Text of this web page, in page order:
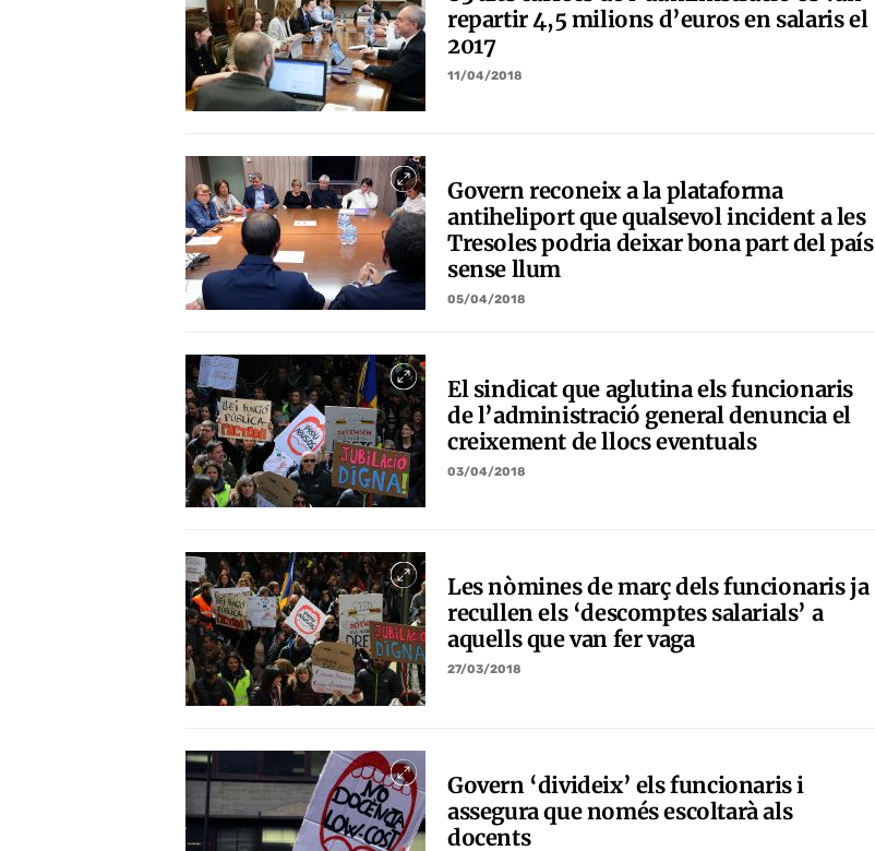
repartir 4,5 milions d’euros en salaris el
2017
11/04/2018
Govern reconeix a la plataforma
antiheliport que qualsevol incident a les
Tresoles podria deixar bona part del país
sense llum
05/04/2018
El sindicat que aglutina els funcionaris
de l’administració general denuncia el
creixement de llocs eventuals
03/04/2018
Les nòmines de març dels funcionaris ja
recullen els ‘descomptes salarials’ a
aquells que van fer vaga
27/03/2018
Govern ‘divideix’ els funcionaris i
assegura que només escoltarà als
docents